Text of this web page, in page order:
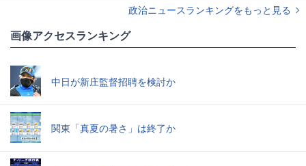
政治ニュースランキングをもっと見る
画像アクセスランキング
中日が新庄監督招聘を検討か
関東「真夏の暑さ」は終了か